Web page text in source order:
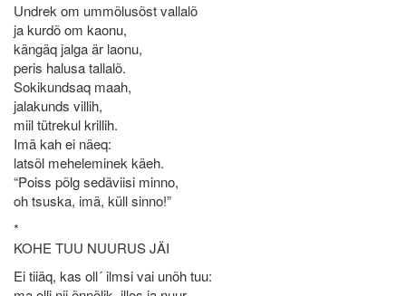
Undrek om ummõlusõst vallalõ
ja kurdõ om kaonu,
kängäq jalga är laonu,
peris halusa tallalõ.
Sokikundsaq maah,
jalakunds villih,
miil tütrekul krillih.
Imä kah ei näeq:
latsõl meheleminek käeh.
“Poiss põlg sedäviisi minno,
oh tsuska, imä, küll sinno!”
*
KOHE TUU NUURUS JÄI
Ei tiiäq, kas oll´ ilmsi vai unõh tuu: